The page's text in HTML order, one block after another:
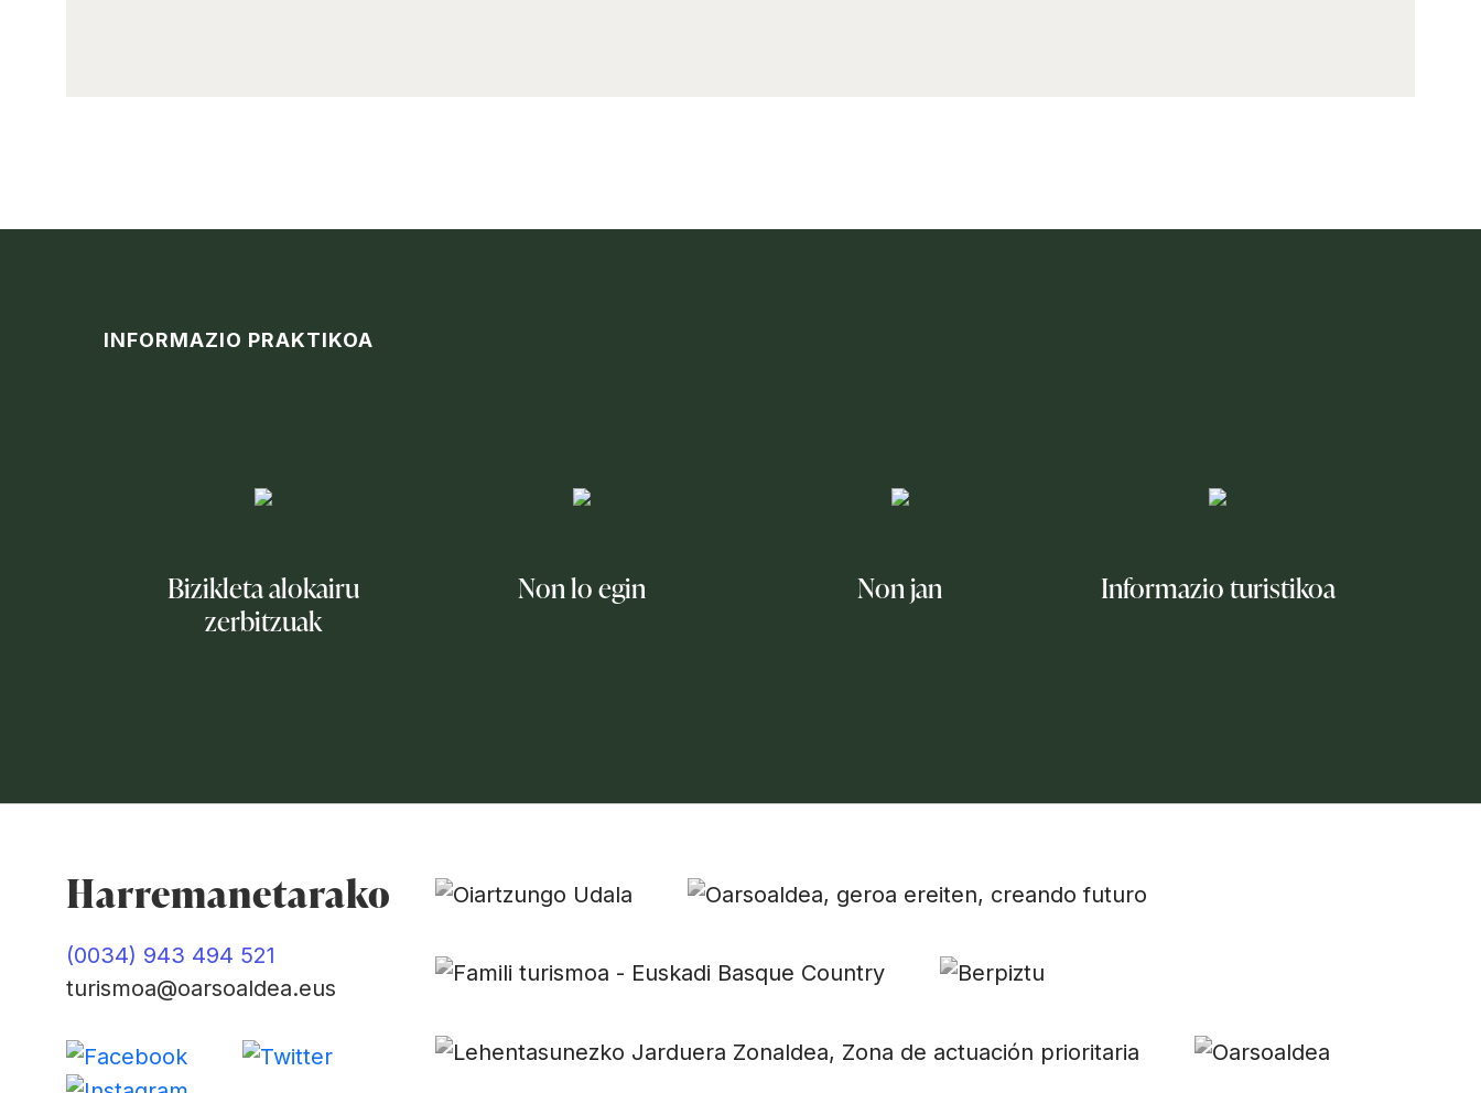
INFORMAZIO PRAKTIKOA
Bizikleta alokairu
zerbitzuak
Non lo egin Non jan Informazio turistikoa
Harremanetarako
(0034) 943 494 521
turismoa@oarsoaldea.eus